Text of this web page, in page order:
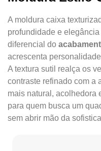
A moldura caixa
profundidade e
diferencial do
acrescenta
A textura sutil realça os
contraste refinado com a
mais natural, acolhedora
para quem busca um
sem abrir mão da